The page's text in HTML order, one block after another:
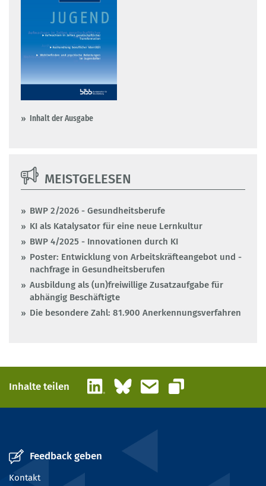
Inhalt der Ausgabe
MEISTGELESEN
BWP 2/2026 - Gesundheitsberufe
KI als Katalysator für eine neue Lernkultur
BWP 4/2025 - Innovationen durch KI
Poster: Entwicklung von Arbeitskräfteangebot und -
nachfrage in Gesundheitsberufen
Ausbildung als (un)freiwillige Zusatzaufgabe für
abhängig Beschäftigte
Die besondere Zahl: 81.900 Anerkennungsverfahren
Inhalte teilen LinkedInBlueskyE-Mail
Link kopieren
Feedback geben
Kontakt